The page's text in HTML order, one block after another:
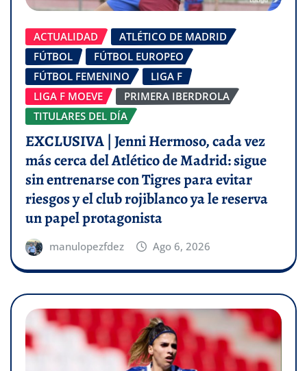
ACTUALIDAD
ATLÉTICO DE MADRID
FÚTBOL
FÚTBOL EUROPEO
FÚTBOL FEMENINO
LIGA F
LIGA F MOEVE
PRIMERA IBERDROLA
TITULARES DEL DÍA
EXCLUSIVA | Jenni Hermoso, cada vez
más cerca del Atlético de Madrid: sigue
sin entrenarse con Tigres para evitar
riesgos y el club rojiblanco ya le reserva
un papel protagonista
manulopezfdez Ago 6, 2026